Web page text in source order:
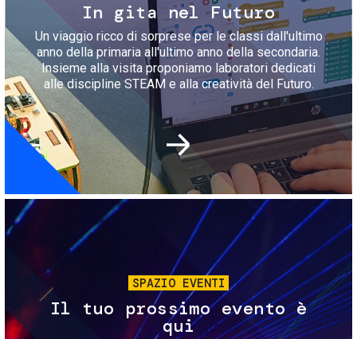
In gita nel Futuro
Un viaggio ricco di sorprese per le classi dall'ultimo
anno della primaria all'ultimo anno della secondaria.
Insieme alla visita proponiamo laboratori dedicati
alle discipline STEAM e alla creatività del Futuro.
Immagine
SPAZIO EVENTI
Il tuo prossimo evento è
qui